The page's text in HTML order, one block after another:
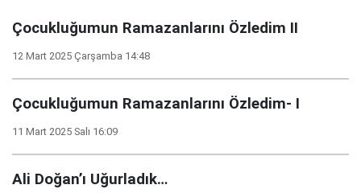
Çocukluğumun Ramazanlarını Özledim II
12 Mart 2025 Çarşamba 14:48
Çocukluğumun Ramazanlarını Özledim- I
11 Mart 2025 Salı 16:09
Ali Doğan’ı Uğurladık…